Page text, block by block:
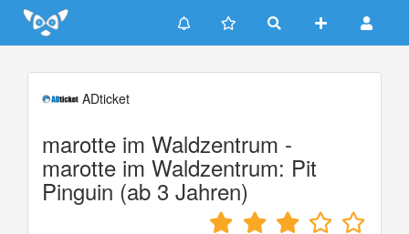
Update cookies preferences
ADticket
marotte im Waldzentrum -
marotte im Waldzentrum: Pit
Pinguin (ab 3 Jahren)